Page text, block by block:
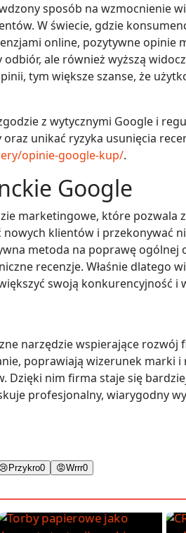
sposób na wzmocnienie
W świecie, gdzie
online, pozytywne opinie
ale również wyższą
tym większe szanse, że
z wytycznymi Google i
unikać ryzyka usunięcia
opinie-google-kup/.
Google
marketingowe, które pozwala
klientów i przekonywać
metoda na poprawę ogólnej
recenzje. Właśnie dlatego
swoją konkurencyjność i
narzędzie wspierające rozwój
poprawiają wizerunek marki i
Dzięki nim firma staje się
profesjonalny, wiarygodny
😢 Przykro0 😡Wrrr0